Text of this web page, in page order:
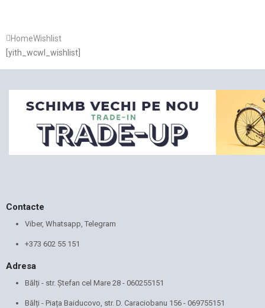
HomeWishlist
[yith_wcwl_wishlist]
Contacte
Viber, Whatsapp, Telegram
+373 602 55 151
Adresa
Bălți - str. Ștefan cel Mare 28 - 060255151
Bălți - Piața Baiducovo, str. D. Caraciobanu 156 - 069755151